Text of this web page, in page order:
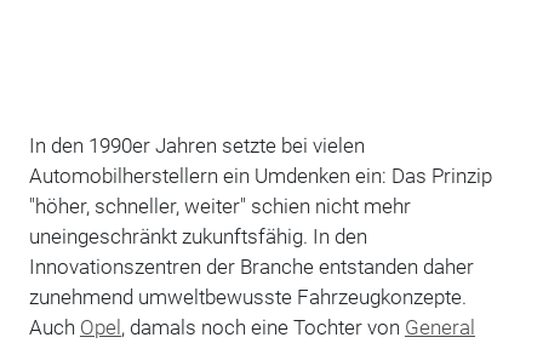
In den 1990er Jahren setzte bei vielen
Automobilherstellern ein Umdenken ein: Das Prinzip
"höher, schneller, weiter" schien nicht mehr
uneingeschränkt zukunftsfähig. In den
Innovationszentren der Branche entstanden daher
zunehmend umweltbewusste Fahrzeugkonzepte.
Auch Opel, damals noch eine Tochter von General